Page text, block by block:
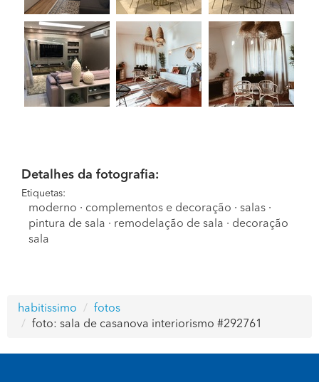
Detalhes da fotografia:
Etiquetas:
moderno · complementos e decoração · salas ·
pintura de sala · remodelação de sala · decoração
sala
habitissimo
fotos
foto: sala de casanova interiorismo #292761